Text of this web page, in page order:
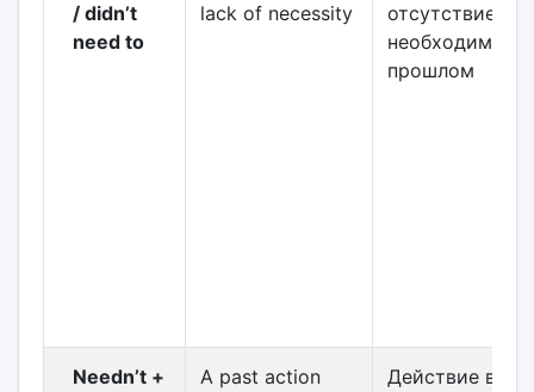
/ didn’t
need to
lack of necessity
отсутствие
прошлом
Needn’t +
A past action
Действие в